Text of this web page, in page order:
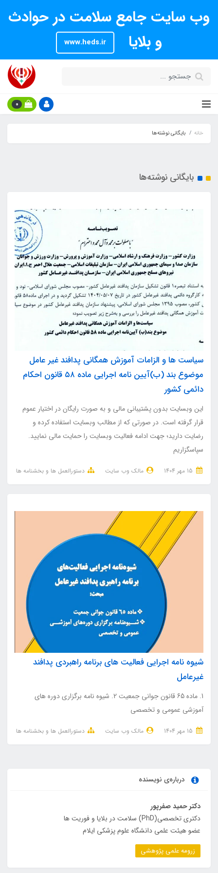
وب سایت جامع سلامت در حوادث
و بلایا
www.heds.ir
0
خانه بایگانی نوشته‌ها
بایگانی نوشته‌ها
سیاست ها و الزامات آموزش همگانی پدافند غیر عامل
موضوع بند (ب)آیین نامه اجرایی ماده ۵۸ قانون احکام
دائمی کشور
این وبسایت بدون پشتیبانی مالی و به صورت رایگان در اختیار عموم
قرار گرفته است. در صورتی که از مطالب وبسایت استفاده کرده و
رضایت دارید؛ جهت ادامه فعالیت وبسایت را حمایت مالی نمایید.
سپاسگزاریم
مالک وب سایت دستورالعمل ها و بخشنامه ها
شیوه نامه اجرایی فعالیت های برنامه راهبردی پدافند
غیرعامل
1. ماده 65 قانون جوانی جمعیت 2. شیوه نامه برگزاری دوره های
آموزشی عمومی و تخصصی
مالک وب سایت دستورالعمل ها و بخشنامه ها
درباره‌ی نویسنده
دکتر حمید صفرپور
دکتری تخصصی(PhD) سلامت در بلایا و فوریت ها
عضو هیئت علمی دانشگاه علوم پزشکی ایلام
زرومه علمی پژوهشی